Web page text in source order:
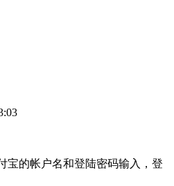
宝的帐户名和登陆密码输入，登